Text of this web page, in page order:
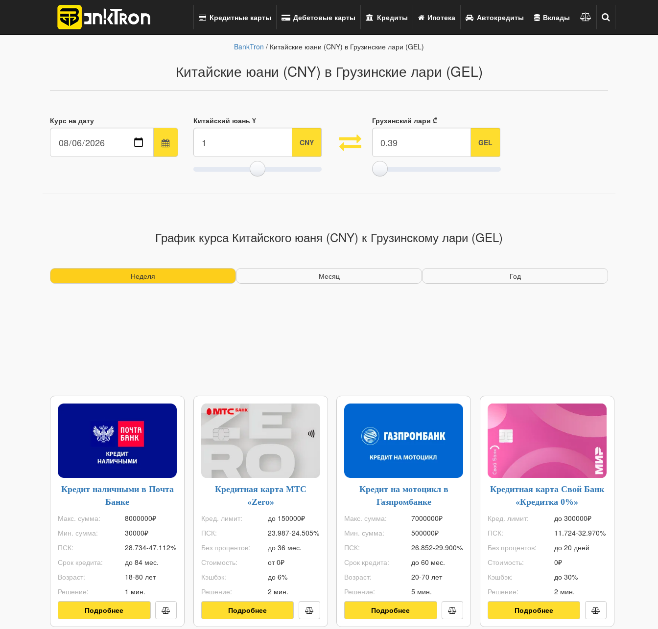
Кредитные карты Дебетовые карты Кредиты Ипотека Автокредиты Вклады
BankTron / Китайские юани (CNY) в Грузинские лари (GEL)
Китайские юани (CNY) в Грузинские лари (GEL)
Курс на дату Китайский юань ¥ Грузинский лари ₾
График курса Китайского юаня (CNY) к Грузинскому лари (GEL)
Неделя Месяц Год
Кредит наличными в Почта
Банке
Макс. сумма:
Мин. сумма:
ПСК:
Срок кредита:
Возраст:
Решение:
8000000₽
30000₽
28.734-47.112%
до 84 мес.
18-80 лет
1 мин.
Подробнее
Кредитная карта МТС
«Zero»
Кред. лимит:
ПСК:
Без процентов:
Стоимость:
Кэшбэк:
Решение:
до 150000₽
23.987-24.505%
до 36 мес.
от 0₽
до 6%
2 мин.
Подробнее
Кредит на мотоцикл в
Газпромбанке
Макс. сумма:
Мин. сумма:
ПСК:
Срок кредита:
Возраст:
Решение:
7000000₽
500000₽
26.852-29.900%
до 60 мес.
20-70 лет
5 мин.
Подробнее
Кредитная карта Свой Банк
«Кредитка 0%»
Кред. лимит:
ПСК:
Без процентов:
Стоимость:
Кэшбэк:
Решение:
до 300000₽
11.724-32.970%
до 20 дней
0₽
до 30%
2 мин.
Подробнее